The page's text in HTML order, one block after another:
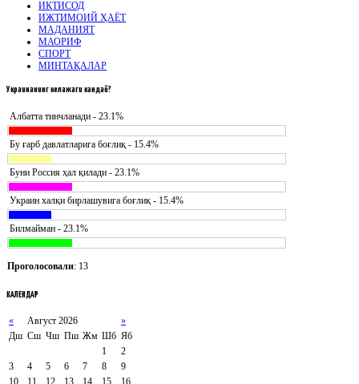
ИҚТИСОД
ИЖТИМОИЙ ҲАЁТ
МАДАНИЯТ
МАОРИФ
СПОРТ
МИНТАҚАЛАР
Украинанингкелажаги кандай?
Албатта тинчланади - 23.1%
Бу ғарб давлатларига боғлиқ - 15.4%
Буни Россия ҳал қилади - 23.1%
Украин халқи бирлашувига боғлиқ - 15.4%
Билмайман - 23.1%
Проголосовали: 13
КАЛЕНДАР
« Август 2026
»
Дш Сш Чш Пш Жм Шб Яб
1
2
3
4 5 6 7 8
9
10
11 12 13 14 15
16